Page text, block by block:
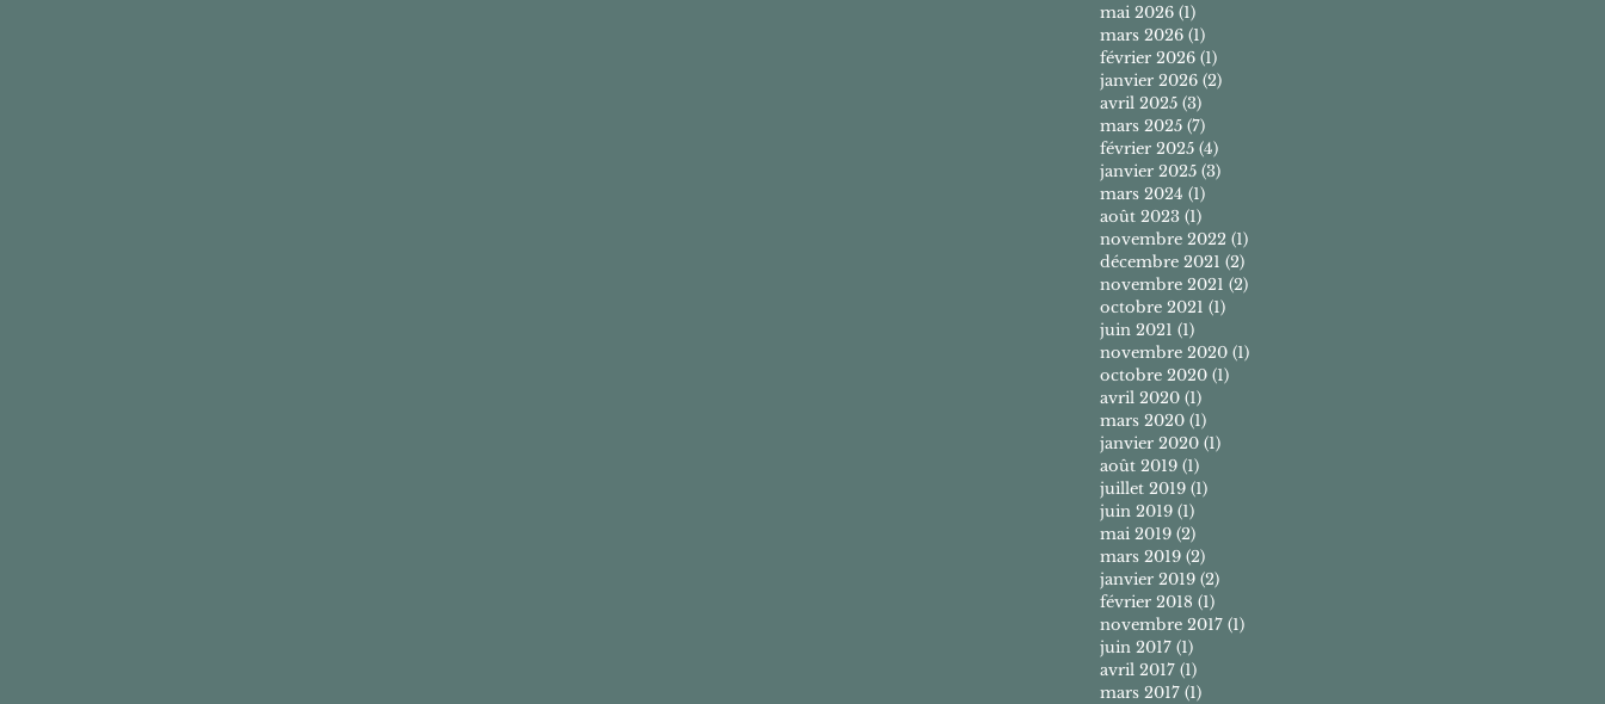
mai 2026 (1)
mars 2026 (1)
février 2026 (1)
janvier 2026 (2)
avril 2025 (3)
mars 2025 (7)
février 2025 (4)
janvier 2025 (3)
mars 2024 (1)
août 2023 (1)
novembre 2022 (1)
décembre 2021 (2)
novembre 2021 (2)
octobre 2021 (1)
juin 2021 (1)
novembre 2020 (1)
octobre 2020 (1)
avril 2020 (1)
mars 2020 (1)
janvier 2020 (1)
août 2019 (1)
juillet 2019 (1)
juin 2019 (1)
mai 2019 (2)
mars 2019 (2)
janvier 2019 (2)
février 2018 (1)
novembre 2017 (1)
juin 2017 (1)
avril 2017 (1)
mars 2017 (1)